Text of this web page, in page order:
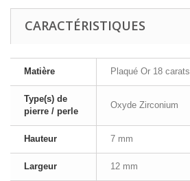
CARACTÉRISTIQUES
Matière Plaqué Or 18 carats
Type(s) de
pierre / perle
Oxyde Zirconium
Hauteur 7 mm
Largeur 12 mm